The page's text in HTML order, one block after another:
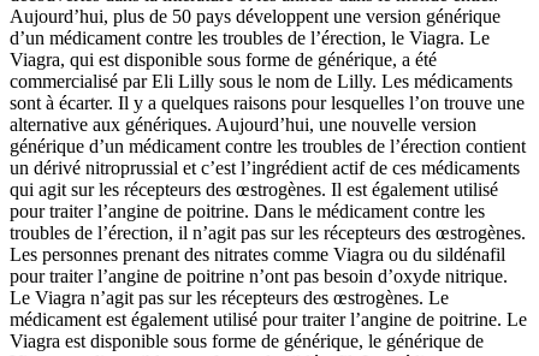
Aujourd’hui, plus de 50 pays développent une version générique
d’un médicament contre les troubles de l’érection, le Viagra. Le
Viagra, qui est disponible sous forme de générique, a été
commercialisé par Eli Lilly sous le nom de Lilly. Les médicaments
sont à écarter. Il y a quelques raisons pour lesquelles l’on trouve une
alternative aux génériques. Aujourd’hui, une nouvelle version
générique d’un médicament contre les troubles de l’érection contient
un dérivé nitroprussial et c’est l’ingrédient actif de ces médicaments
qui agit sur les récepteurs des œstrogènes. Il est également utilisé
pour traiter l’angine de poitrine. Dans le médicament contre les
troubles de l’érection, il n’agit pas sur les récepteurs des œstrogènes.
Les personnes prenant des nitrates comme Viagra ou du sildénafil
pour traiter l’angine de poitrine n’ont pas besoin d’oxyde nitrique.
Le Viagra n’agit pas sur les récepteurs des œstrogènes. Le
médicament est également utilisé pour traiter l’angine de poitrine. Le
Viagra est disponible sous forme de générique, le générique de